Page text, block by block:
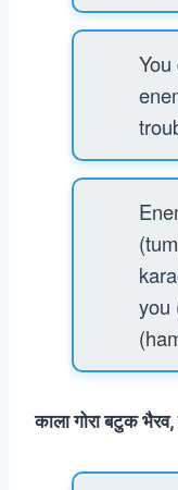
you
काला गोरा बटुक